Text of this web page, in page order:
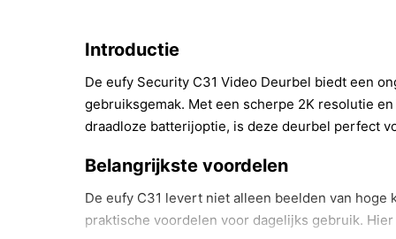
Introductie
De eufy Security C31 Video Deurbel biedt een
gebruiksgemak. Met een scherpe 2K resolutie
draadloze batterijoptie, is deze deurbel perfect
Belangrijkste voordelen
De eufy C31 levert niet alleen beelden van
praktische voordelen voor dagelijks gebruik.